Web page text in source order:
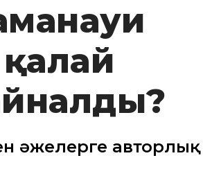
әжелерге авторлық